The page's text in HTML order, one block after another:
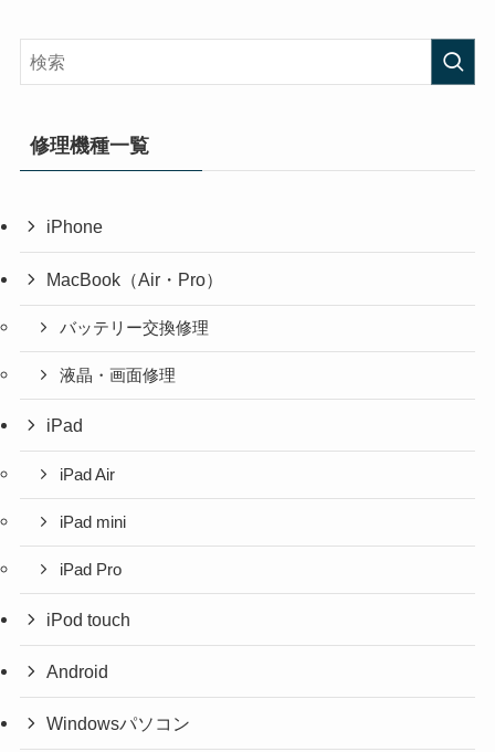
修理機種一覧
iPhone
MacBook（Air・Pro）
バッテリー交換修理
液晶・画面修理
iPad
iPad Air
iPad mini
iPad Pro
iPod touch
Android
Windowsパソコン